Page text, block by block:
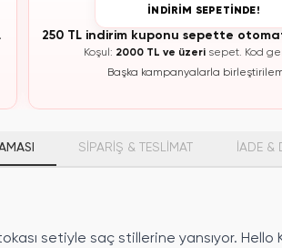
İNDİRİM SEPETİNDE!
250 TL indirim kuponu sepette
Koşul: 2000 TL ve üzeri sepet. Kod
Başka kampanyalarla
SİPARİŞ & TESLİMAT İADE &
setiyle saç stillerine yansıyor.